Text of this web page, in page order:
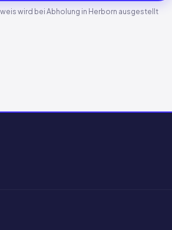
wird bei Abholung in Herborn ausgestellt